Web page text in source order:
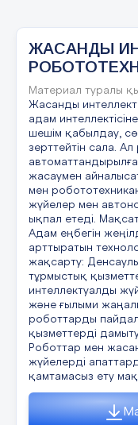
ЖАСАНДЫ
Материал туралы
Жасанды
адам
шешім қабылдау,
зерттейтін сала.
жасаумен
мен
жүйелер мен
ықпал етеді.
Адам еңбегін
арттыратын
жақсарту:
тұрмыстық
интеллектуалды
және ғылыми
роботтарды
қызметтерді
Роботтар мен
жүйелерді
қамтамасыз ету